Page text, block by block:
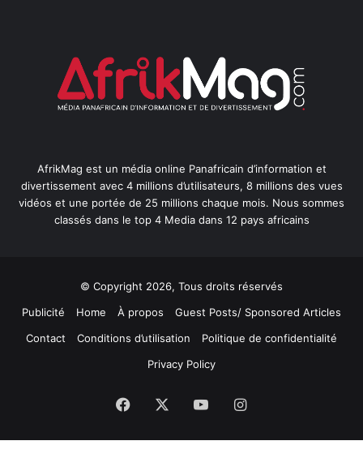
AfrikMag est un média online Panafricain d’information et
divertissement avec 4 millions d’utilisateurs, 8 millions des vues
vidéos et une portée de 25 millions chaque mois. Nous sommes
classés dans le top 4 Media dans 12 pays africains
© Copyright 2026, Tous droits réservés
Publicité
Home À propos
Guest Posts/ Sponsored Articles
Contact
Conditions d’utilisation
Politique de confidentialité
Privacy Policy
Facebook YouTubeInstagram